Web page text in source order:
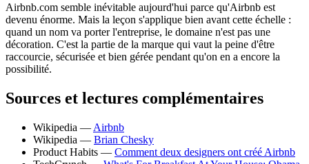
Airbnb.com semble inévitable aujourd'hui parce qu'Airbnb est
devenu énorme. Mais la leçon s'applique bien avant cette échelle :
quand un nom va porter l'entreprise, le domaine n'est pas une
décoration. C'est la partie de la marque qui vaut la peine d'être
raccourcie, sécurisée et bien gérée pendant qu'on en a encore la
possibilité.
Sources et lectures complémentaires
Wikipedia — Airbnb
Wikipedia — Brian Chesky
Product Habits — Comment deux designers ont créé Airbnb